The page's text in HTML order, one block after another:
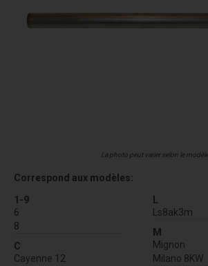
La photo peut varier selon le modèle
Correspond aux modèles:
1-9
6
8
C
Cayenne 12
L
Ls8ak3m
M
Mignon
Milano 8KW